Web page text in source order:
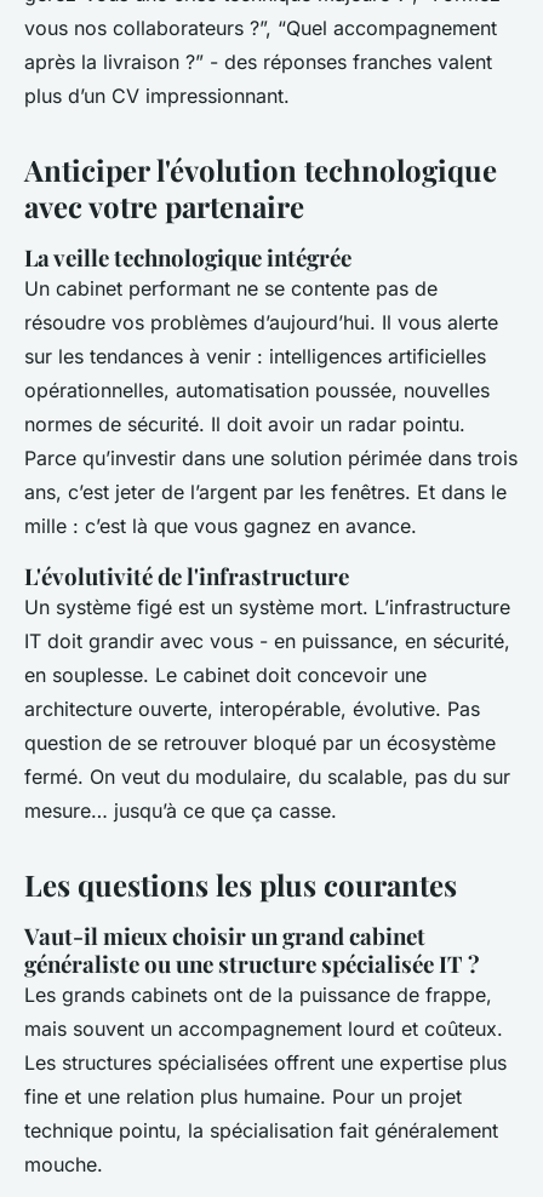
vous nos collaborateurs ?”, “Quel accompagnement
après la livraison ?” - des réponses franches valent
plus d’un CV impressionnant.
Anticiper l'évolution technologique
avec votre partenaire
La veille technologique intégrée
Un cabinet performant ne se contente pas de
résoudre vos problèmes d’aujourd’hui. Il vous alerte
sur les tendances à venir : intelligences artificielles
opérationnelles, automatisation poussée, nouvelles
normes de sécurité. Il doit avoir un radar pointu.
Parce qu’investir dans une solution périmée dans trois
ans, c’est jeter de l’argent par les fenêtres. Et dans le
mille : c’est là que vous gagnez en avance.
L'évolutivité de l'infrastructure
Un système figé est un système mort. L’infrastructure
IT doit grandir avec vous - en puissance, en sécurité,
en souplesse. Le cabinet doit concevoir une
architecture ouverte, interopérable, évolutive. Pas
question de se retrouver bloqué par un écosystème
fermé. On veut du modulaire, du scalable, pas du sur
mesure… jusqu’à ce que ça casse.
Les questions les plus courantes
Vaut-il mieux choisir un grand cabinet
généraliste ou une structure spécialisée IT ?
Les grands cabinets ont de la puissance de frappe,
mais souvent un accompagnement lourd et coûteux.
Les structures spécialisées offrent une expertise plus
fine et une relation plus humaine. Pour un projet
technique pointu, la spécialisation fait généralement
mouche.